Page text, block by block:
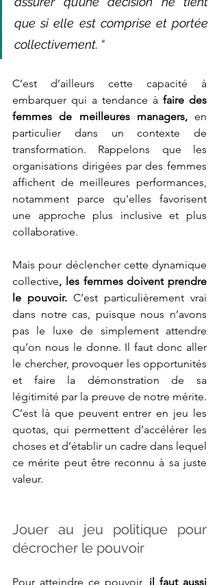
que si elle est comprise et portée
collectivement. “
C’est d’ailleurs cette capacité à
embarquer qui a tendance à faire des
femmes de meilleures managers, en
particulier dans un contexte de
transformation. Rappelons que les
organisations dirigées par des femmes
affichent de meilleures performances,
notamment parce qu'elles favorisent
une approche plus inclusive et plus
collaborative.
Mais pour déclencher cette dynamique
collective, les femmes doivent prendre
le pouvoir. C’est particulièrement vrai
dans notre cas, puisque nous n’avons
pas le luxe de simplement attendre
qu’on nous le donne. Il faut donc aller
le chercher, provoquer les opportunités
et faire la démonstration de sa
légitimité par la preuve de notre mérite.
C’est là que peuvent entrer en jeu les
quotas, qui permettent d’accélérer les
choses et d’établir un cadre dans lequel
ce mérite peut être reconnu à sa juste
valeur.
Jouer au jeu politique pour
décrocher le pouvoir
Pour atteindre ce pouvoir, il faut aussi